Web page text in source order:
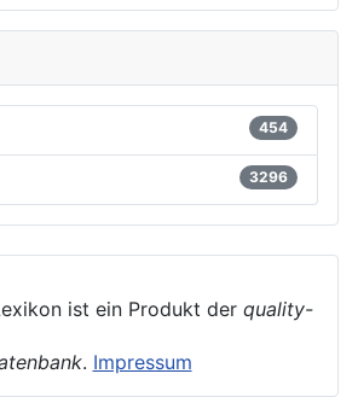
454
3296
ist ein Produkt der quality-
. Impressum